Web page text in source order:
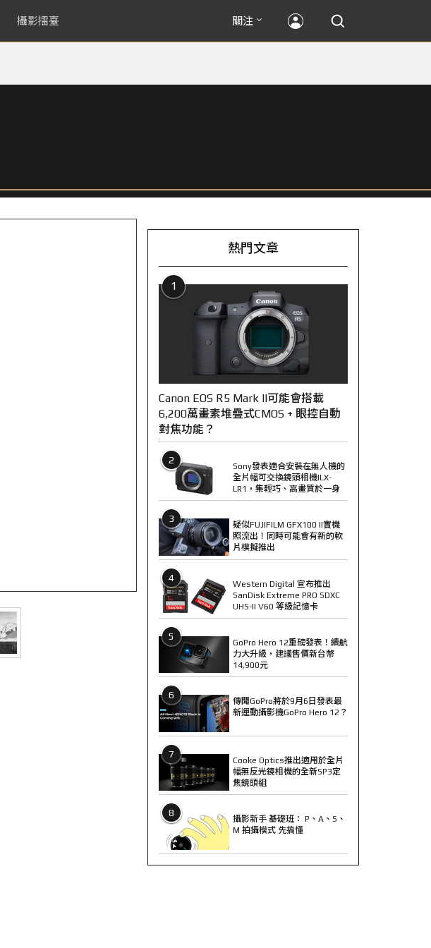
攝影擂臺 關注
熱門文章
1
Canon EOS R5 Mark II可能會搭載
6,200萬畫素堆疊式CMOS + 眼控自動
對焦功能？
2
Sony發表適合安裝在無人機的
全片幅可交換鏡頭相機ILX-
LR1，集輕巧、高畫質於一身
3
疑似FUJIFILM GFX100 II實機
照流出！同時可能會有新的軟
片模擬推出
4
Western Digital 宣布推出
SanDisk Extreme PRO SDXC
UHS-II V60 等級記憶卡
5
GoPro Hero 12重磅發表！續航
力大升級，建議售價新台幣
14,900元
6
傳聞GoPro將於9月6日發表最
新運動攝影機GoPro Hero 12？
7
Cooke Optics推出適用於全片
幅無反光鏡相機的全新SP3定
焦鏡頭組
8
攝影新手 基礎班： P、A、S、
M 拍攝模式 先搞懂